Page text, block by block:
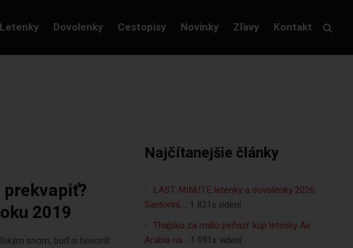
Letenky Dovolenky Cestopisy Novinky Zľavy Kontakt
prekvapiť?
2019
snom, buď si hovoríš
Najčítanejšie články
LAST MINUTE letenky a dovolenky 2026:
Santorini,… 1 821x videní
Thajsko za málo peňazí: kúp letenky Air
Arabia na… 1 091x videní